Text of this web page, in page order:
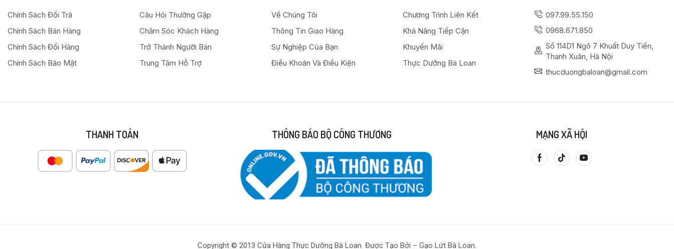
Chính Sách Đổi Trả
Chính Sách Bán Hàng
Chính Sách Đổi Hàng
Chính Sách Bảo Mật
Câu Hỏi Thường Gặp
Chăm Sóc Khách Hàng
Trở Thành Người Bán
Trung Tâm Hỗ Trợ
Về Chúng Tôi
Thông Tin Giao Hàng
Sự Nghiệp Của Bạn
Điều Khoản Và Điều Kiện
Chương Trình Liên Kết
Khả Năng Tiếp Cận
Khuyến Mãi
Thực Dưỡng Bà Loan
097.99.55.150
0968.671.850
Số 114D1 Ngõ 7 Khuất Duy Tiến,
Thanh Xuân, Hà Nội
thucduongbaloan@gmail.com
THANH TOÁN THÔNG BÁO BỘ CÔNG THƯƠNG MẠNG XÃ HỘI
Copyright © 2013 Cửa Hàng Thực Dưỡng Bà Loan. Được Tạo Bởi – Gạo Lứt Bà Loan.